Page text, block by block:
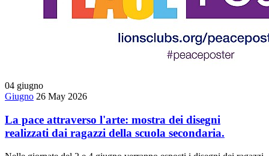
04 giugno
Giugno 26 May 2026
La pace attraverso l'arte: mostra dei disegni
realizzati dai ragazzi della scuola secondaria.